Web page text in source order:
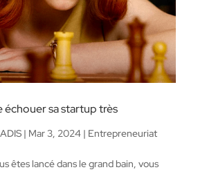
sa startup très
| Mar 3, 2024| Entrepreneuriat
êtes lancé dans le grand bain, vous